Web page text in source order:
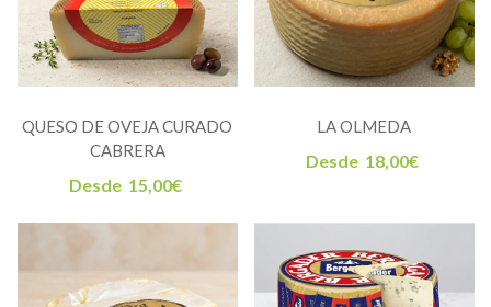
QUESO DE OVEJA CURADO
CABRERA
Desde 15,00€
LA OLMEDA
Desde 18,00€